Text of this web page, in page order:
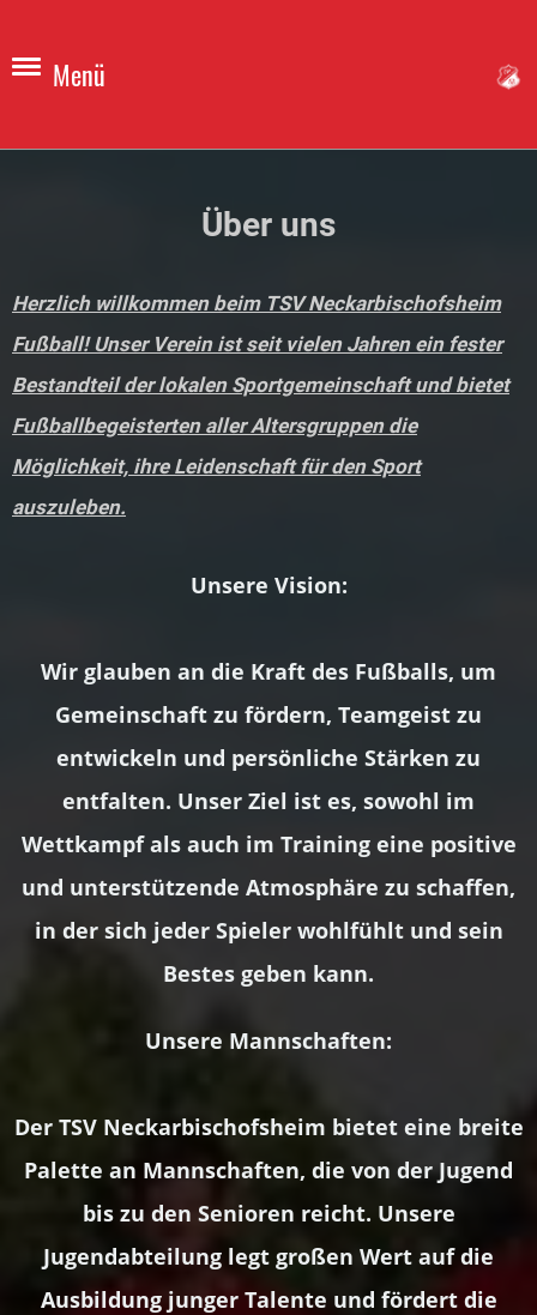
Menü
Über uns
Herzlich willkommen beim TSV Neckarbischofsheim
Fußball! Unser Verein ist seit vielen Jahren ein fester
Bestandteil der lokalen Sportgemeinschaft und bietet
Fußballbegeisterten aller Altersgruppen die
Möglichkeit, ihre Leidenschaft für den Sport
auszuleben.
Unsere Vision:
Wir glauben an die Kraft des Fußballs, um
Gemeinschaft zu fördern, Teamgeist zu
entwickeln und persönliche Stärken zu
entfalten. Unser Ziel ist es, sowohl im
Wettkampf als auch im Training eine positive
und unterstützende Atmosphäre zu schaffen,
in der sich jeder Spieler wohlfühlt und sein
Bestes geben kann.
Unsere Mannschaften:
Der TSV Neckarbischofsheim bietet eine breite
Palette an Mannschaften, die von der Jugend
bis zu den Senioren reicht. Unsere
Jugendabteilung legt großen Wert auf die
Ausbildung junger Talente und fördert die